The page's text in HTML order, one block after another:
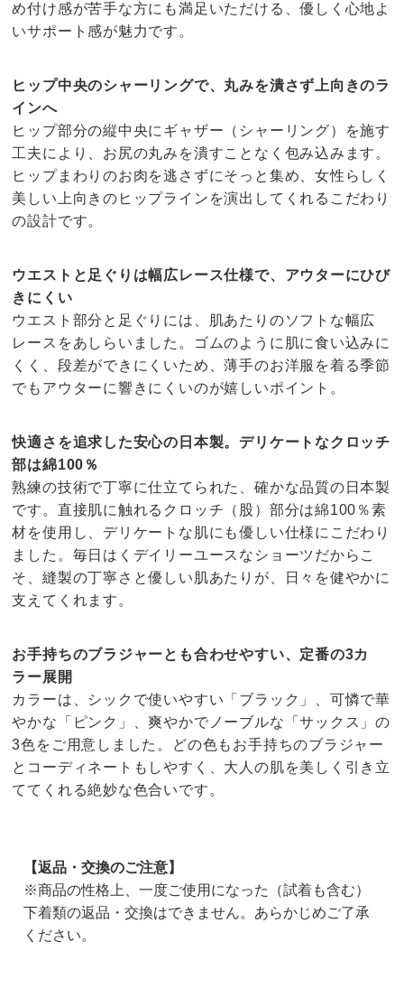
め付け感が苦手な方にも満足いただける、優しく心地よ
いサポート感が魅力です。
ヒップ中央のシャーリングで、丸みを潰さず上向きのラ
インへ
ヒップ部分の縦中央にギャザー（シャーリング）を施す
工夫により、お尻の丸みを潰すことなく包み込みます。
ヒップまわりのお肉を逃さずにそっと集め、女性らしく
美しい上向きのヒップラインを演出してくれるこだわり
の設計です。
ウエストと足ぐりは幅広レース仕様で、アウターにひび
きにくい
ウエスト部分と足ぐりには、肌あたりのソフトな幅広
レースをあしらいました。ゴムのように肌に食い込みに
くく、段差ができにくいため、薄手のお洋服を着る季節
でもアウターに響きにくいのが嬉しいポイント。
快適さを追求した安心の日本製。デリケートなクロッチ
部は綿100％
熟練の技術で丁寧に仕立てられた、確かな品質の日本製
です。直接肌に触れるクロッチ（股）部分は綿100％素
材を使用し、デリケートな肌にも優しい仕様にこだわり
ました。毎日はくデイリーユースなショーツだからこ
そ、縫製の丁寧さと優しい肌あたりが、日々を健やかに
支えてくれます。
お手持ちのブラジャーとも合わせやすい、定番の3カ
ラー展開
カラーは、シックで使いやすい「ブラック」、可憐で華
やかな「ピンク」、爽やかでノーブルな「サックス」の
3色をご用意しました。どの色もお手持ちのブラジャー
とコーディネートもしやすく、大人の肌を美しく引き立
ててくれる絶妙な色合いです。
【返品・交換のご注意】
※商品の性格上、一度ご使用になった（試着も含む）
下着類の返品・交換はできません。あらかじめご了承
ください。